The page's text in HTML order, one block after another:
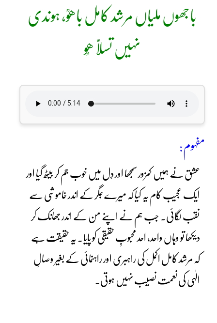
باجھوں ملیاں مرشد کامل باھوؒ، ہوندی
نہیں تسلاّ ھُو
مفہوم:
عشق نے ہمیں کمزور سمجھا اور دِل میں خوب جم کر بیٹھ گیا اور
ایک عجیب کام یہ کیا کہ میرے جگر کے اندر خاموشی سے
نقب لگائی۔ جب ہم نے اپنے من کے اندر جھانک کر
دیکھا تو وہاں واحد، احد محبوبِ حقیقی کو پایا۔ یہ حقیقت ہے
کہ مرشد کامل اکمل کی راہبری اور راہنمائی کے بغیر وصالِ
الٰہی کی نعمت نصیب نہیں ہوتی۔